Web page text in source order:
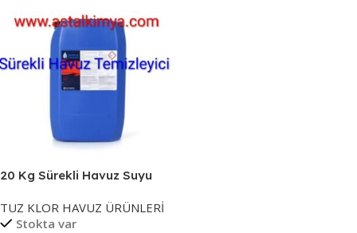
20 Kg Sürekli Havuz Suyu
TUZ KLOR HAVUZ ÜRÜNLERİ
Stokta var